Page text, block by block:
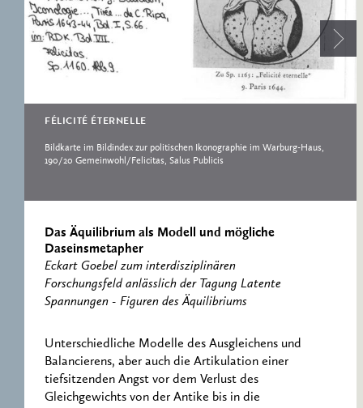
ERNST CASSIRER
ARBEITSSTELLE 1997-
2007
FÉLICITÉ ÉTERNELLE
Bildkarte im Bildindex zur politischen Ikonographie im Warburg-Haus,
190/20 Gemeinwohl/Felicitas, Salus Publicis
Das Äquilibrium als Modell und mögliche
Daseinsmetapher
Eckart Goebel zum interdisziplinären
Forschungsfeld anlässlich der Tagung Latente
Spannungen - Figuren des Äquilibriums
Unterschiedliche Modelle des Ausgleichens und
Balancierens, aber auch die Artikulation einer
tiefsitzenden Angst vor dem Verlust des
Gleichgewichts von der Antike bis in die